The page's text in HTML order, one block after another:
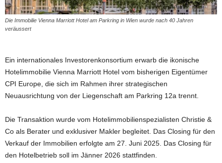
Die Immobilie Vienna Marriott Hotel am Parkring in Wien wurde nach 40 Jahren
veräussert
Ein internationales Investorenkonsortium erwarb die ikonische
Hotelimmobilie Vienna Marriott Hotel vom bisherigen Eigentümer
CPI Europe, die sich im Rahmen ihrer strategischen
Neuausrichtung von der Liegenschaft am Parkring 12a trennt.
Die Transaktion wurde vom Hotelimmobilienspezialisten Christie &
Co als Berater und exklusiver Makler begleitet. Das Closing für den
Verkauf der Immobilien erfolgte am 27. Juni 2025. Das Closing für
den Hotelbetrieb soll im Jänner 2026 stattfinden.